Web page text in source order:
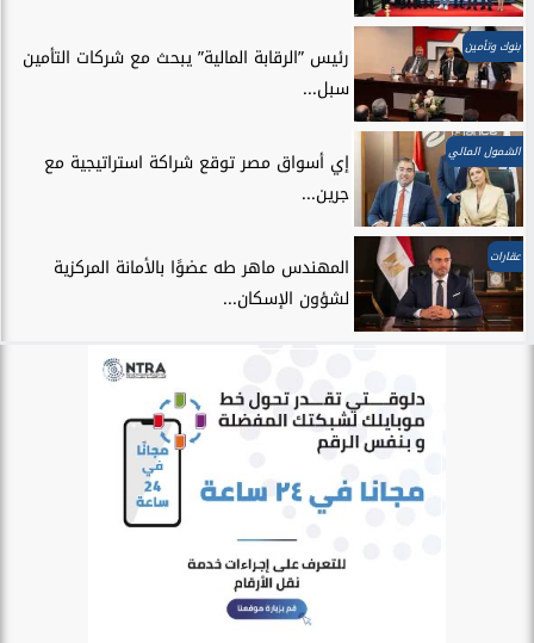
بنوك وتأمين
رئيس ”الرقابة المالية” يبحث مع شركات التأمين
سبل...
الشمول المالي
إي أسواق مصر توقع شراكة استراتيجية مع
جرين...
عقارات
المهندس ماهر طه عضوًا بالأمانة المركزية
لشؤون الإسكان...